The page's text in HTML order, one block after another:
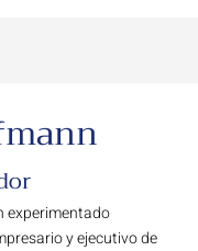
experimentado
y ejecutivo de